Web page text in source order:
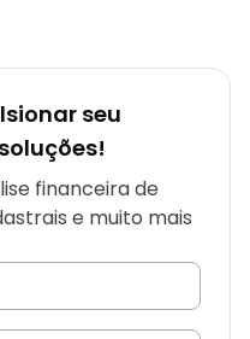
seu
financeira de
e muito mais